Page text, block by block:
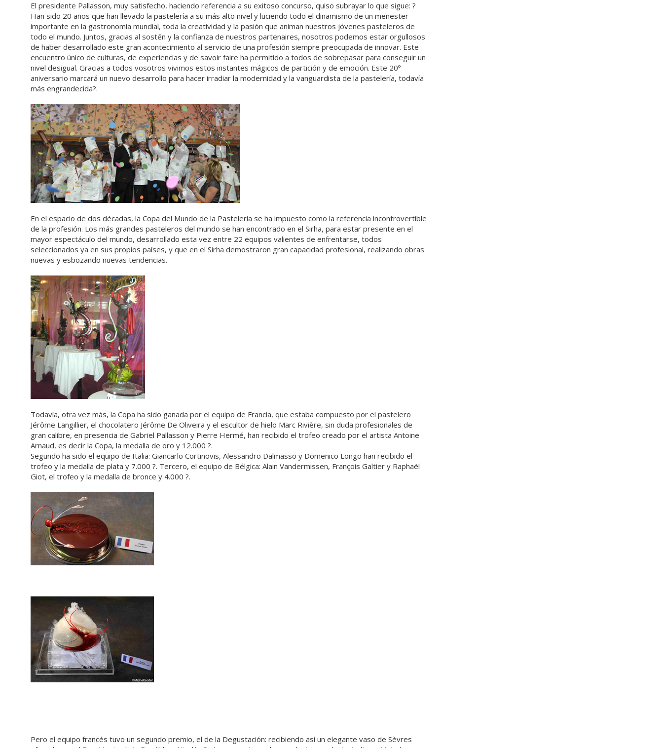
El presidente Pallasson, muy satisfecho, haciendo referencia a su exitoso concurso, quiso subrayar lo que sigue: ?
Han sido 20 años que han llevado la pastelería a su más alto nivel y luciendo todo el dinamismo de un menester
importante en la gastronomía mundial, toda la creatividad y la pasión que animan nuestros jóvenes pasteleros de
todo el mundo. Juntos, gracias al sostén y la confianza de nuestros partenaires, nosotros podemos estar orgullosos
de haber desarrollado este gran acontecimiento al servicio de una profesión siempre preocupada de innovar. Este
encuentro único de culturas, de experiencias y de savoir faire ha permitido a todos de sobrepasar para conseguir un
nivel desigual. Gracias a todos vosotros vivimos estos instantes mágicos de partición y de emoción. Este 20º
aniversario marcará un nuevo desarrollo para hacer irradiar la modernidad y la vanguardista de la pastelería, todavía
más engrandecida?.
En el espacio de dos décadas, la Copa del Mundo de la Pastelería se ha impuesto como la referencia incontrovertible
de la profesión. Los más grandes pasteleros del mundo se han encontrado en el Sirha, para estar presente en el
mayor espectáculo del mundo, desarrollado esta vez entre 22 equipos valientes de enfrentarse, todos
seleccionados ya en sus propios países, y que en el Sirha demostraron gran capacidad profesional, realizando obras
nuevas y esbozando nuevas tendencias.
Todavía, otra vez más, la Copa ha sido ganada por el equipo de Francia, que estaba compuesto por el pastelero
Jérôme Langillier, el chocolatero Jérôme De Oliveira y el escultor de hielo Marc Rivière, sin duda profesionales de
gran calibre, en presencia de Gabriel Pallasson y Pierre Hermé, han recibido el trofeo creado por el artista Antoine
Arnaud, es decir la Copa, la medalla de oro y 12.000 ?.
Segundo ha sido el equipo de Italia: Giancarlo Cortinovis, Alessandro Dalmasso y Domenico Longo han recibido el
trofeo y la medalla de plata y 7.000 ?. Tercero, el equipo de Bélgica: Alain Vandermissen, François Galtier y Raphaël
Giot, el trofeo y la medalla de bronce y 4.000 ?.
Pero el equipo francés tuvo un segundo premio, el de la Degustación: recibiendo así un elegante vaso de Sèvres